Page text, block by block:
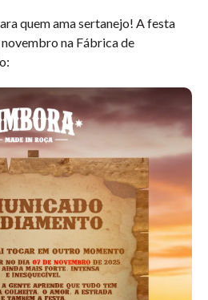
quem ama sertanejo! A festa
na Fábrica de